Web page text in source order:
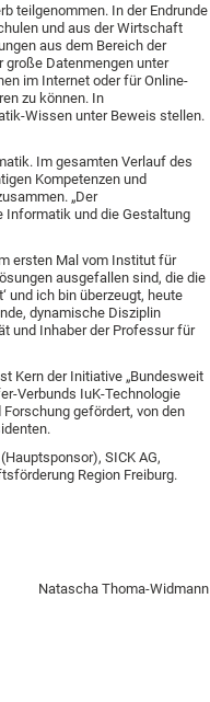
teilgenommen. In der Endrunde
und aus der Wirtschaft
aus dem Bereich der
große Datenmengen unter
im Internet oder für Online-
zu können. In
Wissen unter Beweis stellen.
Im gesamten Verlauf des
Kompetenzen und
„Der
Informatik und die Gestaltung
ersten Mal vom Institut für
ausgefallen sind, die die
und ich bin überzeugt, heute
dynamische Disziplin
und Inhaber der Professur für
Kern der Initiative „Bundesweit
Verbunds IuK-Technologie
gefördert, von den
SICK AG,
Region Freiburg.
Natascha Thoma-Widmann